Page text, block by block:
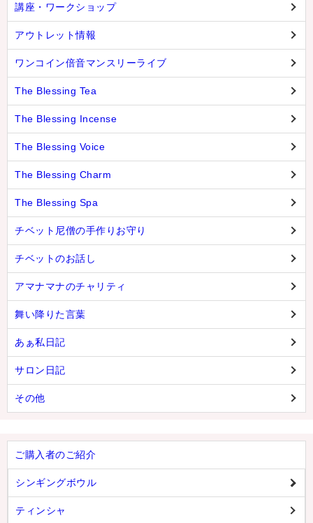
講座・ワークショップ
アウトレット情報
ワンコイン倍音マンスリーライブ
The Blessing Tea
The Blessing Incense
The Blessing Voice
The Blessing Charm
The Blessing Spa
チベット尼僧の手作りお守り
チベットのお話し
アマナマナのチャリティ
舞い降りた言葉
あぁ私日記
サロン日記
その他
ご購入者のご紹介
シンギングボウル
ティンシャ